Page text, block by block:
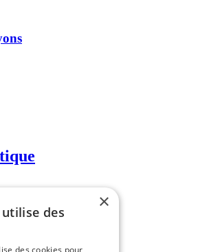
magasin...
×
utilise des
des cookies pour